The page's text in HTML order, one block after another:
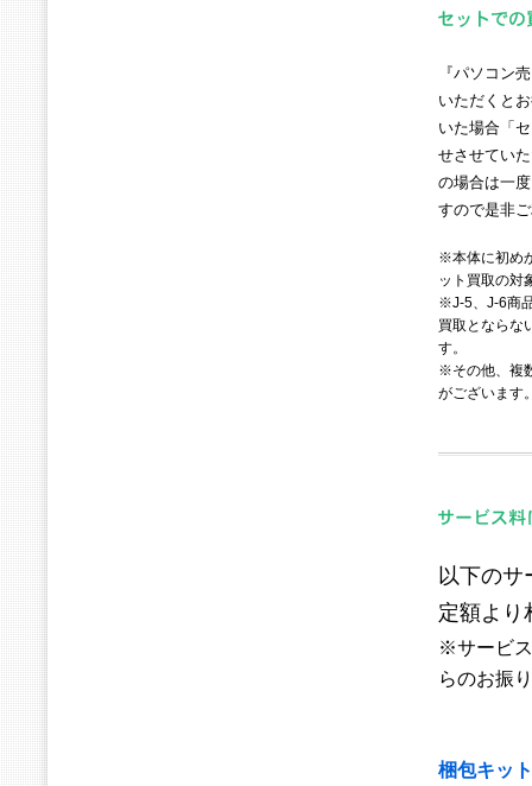
『パソコン
いただくと
いた場合「
せさせてい
の場合は一
すので是非
※本体に初め
ット買取の対
※J-5、J-6商
買取とならな
す。
※その他、複
がございます
以下のサ
定額より
※サービ
らのお振
梱包キッ